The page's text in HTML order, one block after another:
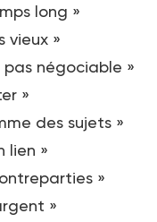
long »
vieux »
pas négociable »
»
des sujets »
lien »
»
»